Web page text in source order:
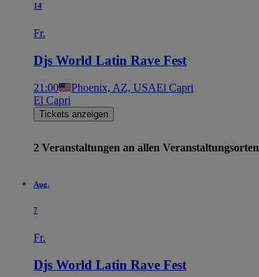
14
Fr.
Djs World Latin Rave Fest
21:00 Phoenix, AZ, USAEl Capri
El Capri
Tickets anzeigen
2 Veranstaltungen an allen Veranstaltungsorten
Aug.
7
Fr.
Djs World Latin Rave Fest